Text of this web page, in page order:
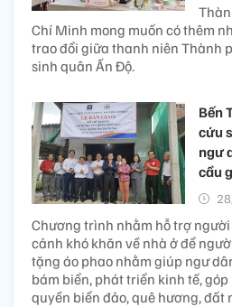
Chí Minh mong muốn có thêm
trao đổi giữa thanh niên Thành
sinh quân Ấn Độ.
Bến
cứu
ngư
cầu
Chương trình nhằm hỗ trợ người
cảnh khó khăn về nhà ở để
tặng áo phao nhằm giúp ngư
bám biển, phát triển kinh tế,
quyền biển đảo, quê hương, đất